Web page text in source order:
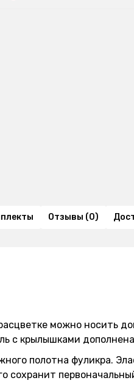
Отзывы (0)
можно носить
с крылышками
полотна фуликра.
сохранит